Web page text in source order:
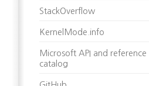
StackOverflow
KernelMode.info
Microsoft API and reference
catalog